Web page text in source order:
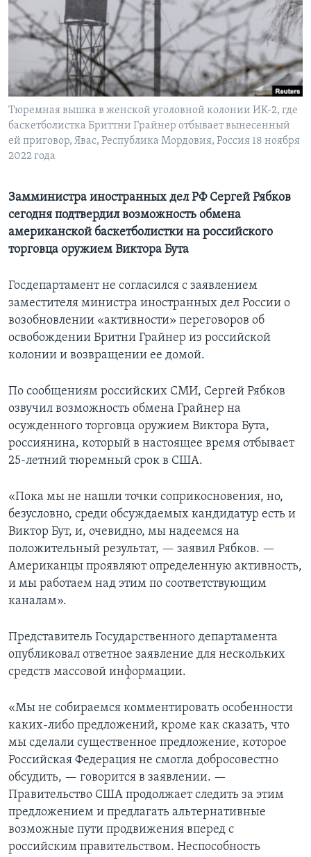
Learning English
СОЦИАЛЬНЫЕ СЕТИ
Языки
Тюремная вышка в женской уголовной колонии ИK-2, где
баскетболистка Бриттни Грайнер отбывает вынесенный
ей приговор, Явас, Республика Мордовия, Россия 18 ноября
2022 года
Замминистра иностранных дел РФ Сергей Рябков
сегодня подтвердил возможность обмена
американской баскетболистки на российского
торговца оружием Виктора Бута
Госдепартамент не согласился с заявлением
заместителя министра иностранных дел России о
возобновлении «активности» переговоров об
освобождении Бритни Грайнер из российской
колонии и возвращении ее домой.
По сообщениям российских СМИ, Сергей Рябков
озвучил возможность обмена Грайнер на
осужденного торговца оружием Виктора Бута,
россиянина, который в настоящее время отбывает
25-летний тюремный срок в США.
«Пока мы не нашли точки соприкосновения, но,
безусловно, среди обсуждаемых кандидатур есть и
Виктор Бут, и, очевидно, мы надеемся на
положительный результат, — заявил Рябков. —
Американцы проявляют определенную активность,
и мы работаем над этим по соответствующим
каналам».
Представитель Государственного департамента
опубликовал ответное заявление для нескольких
средств массовой информации.
«Мы не собираемся комментировать особенности
каких-либо предложений, кроме как сказать, что
мы сделали существенное предложение, которое
Российская Федерация не смогла добросовестно
обсудить, — говорится в заявлении. —
Правительство США продолжает следить за этим
предложением и предлагать альтернативные
возможные пути продвижения вперед с
российским правительством. Неспособность